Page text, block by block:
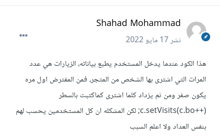
Shahad Mohammad
نشر17 مايو 2022
هذا الكود عندما يدخل المستخدم يطبع بياناته، الزيارات هي عدد
المرات التي اشترى بها الشخص من المتجر، فمن المفترض اول مره
يكون صفر ومن ثم يزداد كلما اشترى كماكتبت بالسطر
c.setVisits(c.bo++); لكن المشكله ان كل المستخدمين يحسب لهم
بنفس العداد ولا اعلم السبب